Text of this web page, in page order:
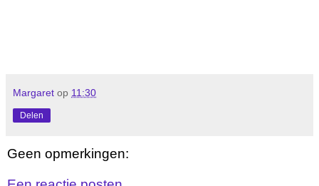
Margaret op 11:30
Delen
Geen opmerkingen: